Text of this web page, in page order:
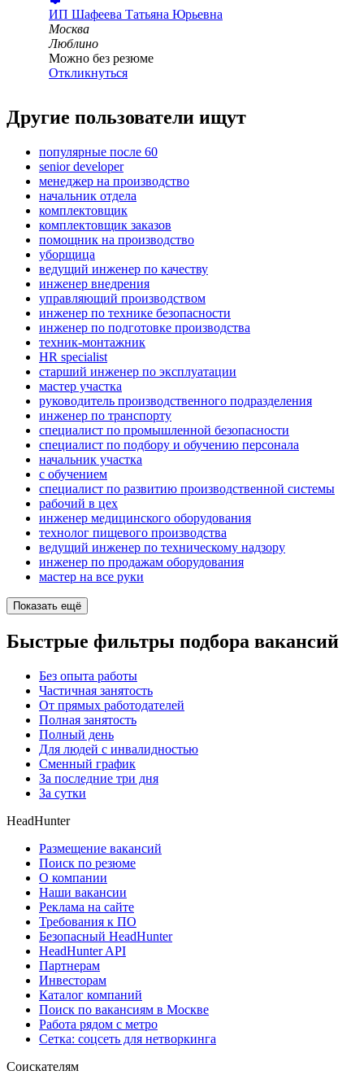
ИП Шафеева Татьяна Юрьевна
Москва
Люблино
Можно без резюме
Откликнуться
Другие пользователи ищут
популярные после 60
senior developer
менеджер на производство
начальник отдела
комплектовщик
комплектовщик заказов
помощник на производство
уборщица
ведущий инженер по качеству
инженер внедрения
управляющий производством
инженер по технике безопасности
инженер по подготовке производства
техник-монтажник
HR specialist
старший инженер по эксплуатации
мастер участка
руководитель производственного подразделения
инженер по транспорту
специалист по промышленной безопасности
специалист по подбору и обучению персонала
начальник участка
с обучением
специалист по развитию производственной системы
рабочий в цех
инженер медицинского оборудования
технолог пищевого производства
ведущий инженер по техническому надзору
инженер по продажам оборудования
мастер на все руки
Показать ещё
Быстрые фильтры подбора вакансий
Без опыта работы
Частичная занятость
От прямых работодателей
Полная занятость
Полный день
Для людей с инвалидностью
Сменный график
За последние три дня
За сутки
HeadHunter
Размещение вакансий
Поиск по резюме
О компании
Наши вакансии
Реклама на сайте
Требования к ПО
Безопасный HeadHunter
HeadHunter API
Партнерам
Инвесторам
Каталог компаний
Поиск по вакансиям в Москве
Работа рядом с метро
Сетка: соцсеть для нетворкинга
Соискателям